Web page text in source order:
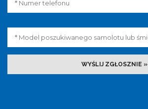
WYŚLIJ ZGŁOSZNIE »